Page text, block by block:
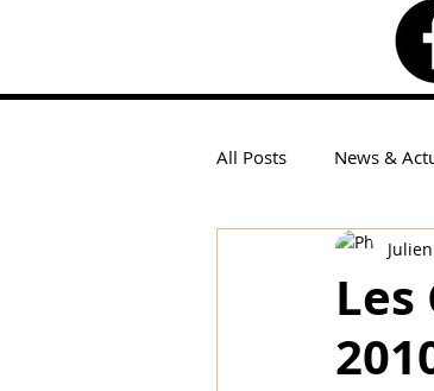
All Posts News &
Chroniques
Pine Ridge TOME 1